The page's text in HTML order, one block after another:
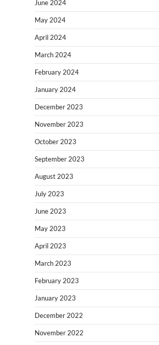
June 2024
May 2024
April 2024
March 2024
February 2024
January 2024
December 2023
November 2023
October 2023
September 2023
August 2023
July 2023
June 2023
May 2023
April 2023
March 2023
February 2023
January 2023
December 2022
November 2022